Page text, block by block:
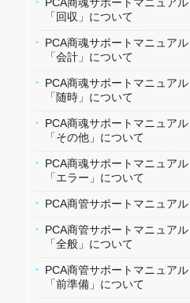
PCA商魂サポートマニュアル
「回収」について
PCA商魂サポートマニュアル
「会計」について
PCA商魂サポートマニュアル
「随時」について
PCA商魂サポートマニュアル
「その他」について
PCA商魂サポートマニュアル
「エラー」について
PCA商管サポートマニュアル
PCA商管サポートマニュアル
「全般」について
PCA商管サポートマニュアル
「前準備」について